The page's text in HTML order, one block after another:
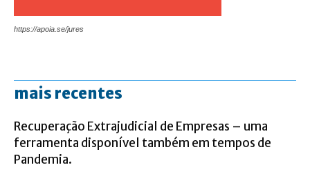
https://apoia.se/jures
mais recentes
Recuperação Extrajudicial de Empresas – uma
ferramenta disponível também em tempos de
Pandemia.